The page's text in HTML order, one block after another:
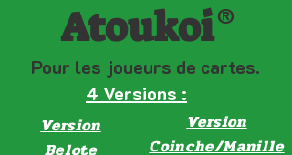
Atoukoi®
Pour les joueurs de cartes.
4 Versions :
Version
Belote
Version
Coinche/Manille